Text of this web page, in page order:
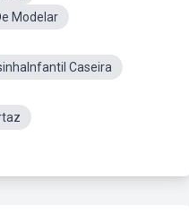
Modelar
Caseira